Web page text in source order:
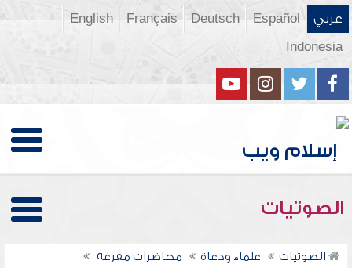
عربي Español
Deutsch
Français
English
Indonesia
الصوتيات
الصوتيات علماء ودعاة
محاضرات مفرغة